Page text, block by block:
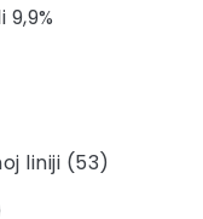
liniji (53)